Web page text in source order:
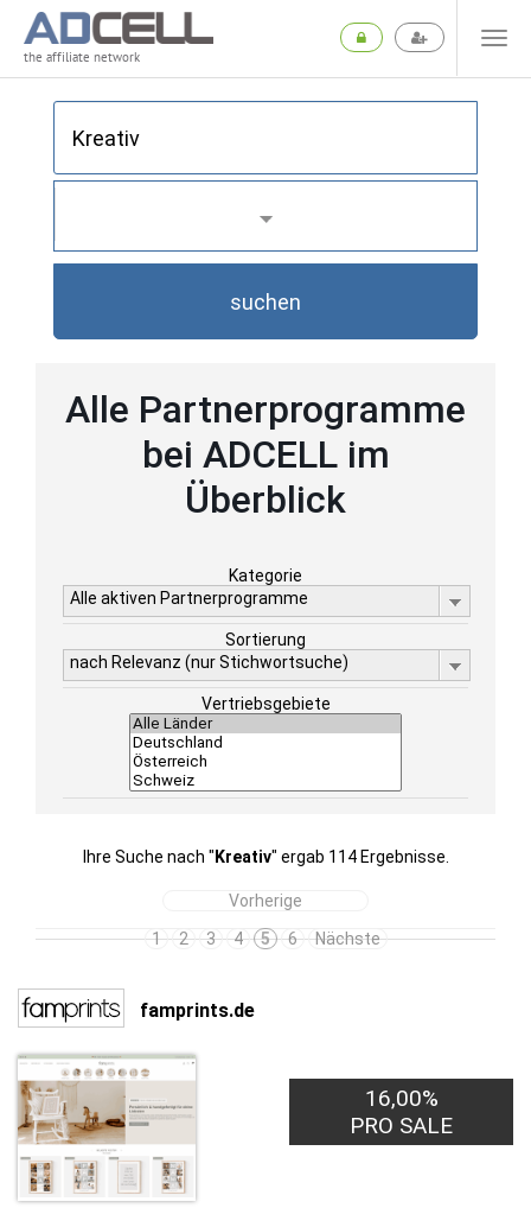
the affiliate network
suchen
Alle Partnerprogramme
bei ADCELL im
Überblick
Kategorie
Alle aktiven Partnerprogramme
Sortierung
nach Relevanz (nur Stichwortsuche)
Vertriebsgebiete
Ihre Suche nach " Kreativ" ergab 114 Ergebnisse.
Vorherige
1
2 3 4 5 6 Nächste
famprints.de
16,00%
PRO SALE